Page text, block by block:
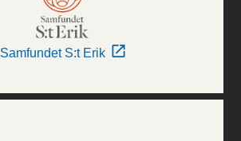
Samfundet S:t Erik